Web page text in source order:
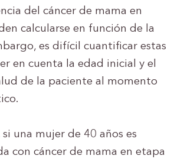
del cáncer de mama en
calcularse en función de la
es difícil cuantificar estas
en cuenta la edad inicial y el
de la paciente al momento
una mujer de 40 años es
con cáncer de mama en etapa